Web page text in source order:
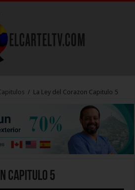
/ La Ley del Corazon Capitulo 5
Capitulo 5